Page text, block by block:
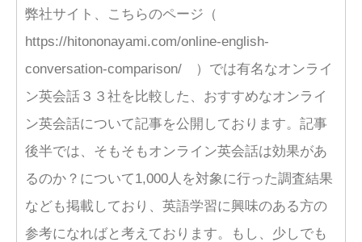
弊社サイト、こちらのページ（
https://hitononayami.com/online-english-
conversation-comparison/ ）では有名なオンライ
ン英会話３３社を比較した、おすすめなオンライ
ン英会話について記事を公開しております。記事
後半では、そもそもオンライン英会話は効果があ
るのか？について1,000人を対象に行った調査結果
なども掲載しており、英語学習に興味のある方の
参考になればと考えております。もし、少しでも